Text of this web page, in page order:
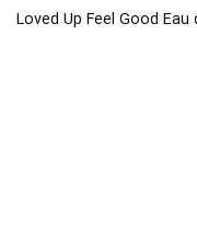
Loved Up Feel Good